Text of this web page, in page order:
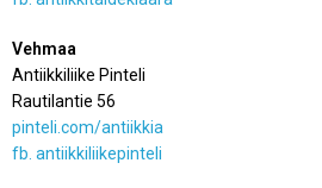
Vehmaa
Antiikkiliike Pinteli
Rautilantie 56
pinteli.com/antiikkia
fb. antiikkiliikepinteli